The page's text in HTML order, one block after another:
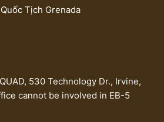
Tịch Grenada
530 Technology Dr., Irvine,
cannot be involved in EB-5